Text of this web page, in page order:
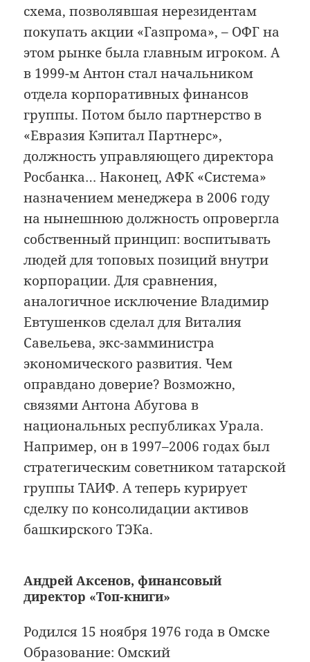
схема, позволявшая нерезидентам
покупать акции «Газпрома», – ОФГ на
этом рынке была главным игроком. А
в 1999-м Антон стал начальником
отдела корпоративных финансов
группы. Потом было партнерство в
«Евразия Кэпитал Партнерс»,
должность управляющего директора
Росбанка… Наконец, АФК «Система»
назначением менеджера в 2006 году
на нынешнюю должность опровергла
собственный принцип: воспитывать
людей для топовых позиций внутри
корпорации. Для сравнения,
аналогичное исключение Владимир
Евтушенков сделал для Виталия
Савельева, экс-замминистра
экономического развития. Чем
оправдано доверие? Возможно,
связями Антона Абугова в
национальных республиках Урала.
Например, он в 1997–2006 годах был
стратегическим советником та­тар­ской
группы ТАИФ. А теперь курирует
сделку по консолидации активов
башкирского ТЭКа.
Андрей Аксенов, финансовый
директор «Топ-книги»
Родился 15 ноября 1976 года в Омске
Образование: Омский